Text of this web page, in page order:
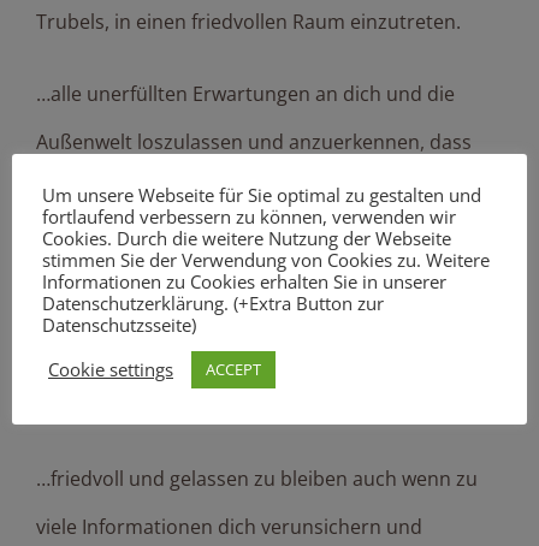
Trubels, in einen friedvollen Raum einzutreten.
…alle unerfüllten Erwartungen an dich und die
Außenwelt loszulassen und anzuerkennen, dass
dein Verstand im Augenblick für viele Situationen
keine gute Lösung weiß.
…einen durch Logik und eigene Tatkraft nicht
beseitigbaren Konflikt in Ruhe stehen zu lassen
…friedvoll und gelassen zu bleiben auch wenn zu
viele Informationen dich verunsichern und
Um unsere Webseite für Sie optimal zu gestalten und
fortlaufend verbessern zu können, verwenden wir
Cookies. Durch die weitere Nutzung der Webseite
stimmen Sie der Verwendung von Cookies zu. Weitere
Informationen zu Cookies erhalten Sie in unserer
Datenschutzerklärung. (+Extra Button zur
Datenschutzsseite)
Cookie settings
ACCEPT